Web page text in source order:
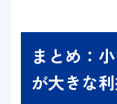
まとめ：
が大きな